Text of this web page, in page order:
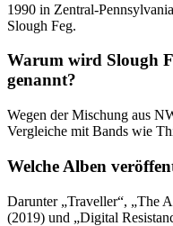
1990 in Zentral-
Slough Feg.
Warum wird Slough
genannt?
Wegen der Mischung aus
Vergleiche mit Bands wie
Welche Alben
Darunter „Traveller“, „The
(2019) und „Digital